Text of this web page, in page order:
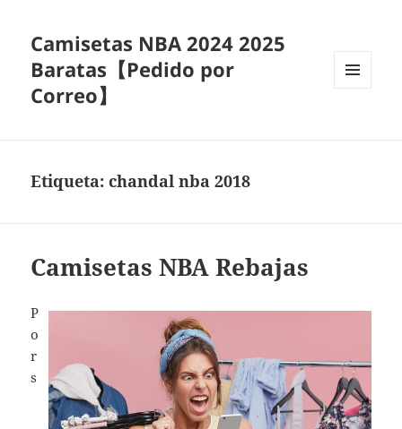
Camisetas NBA 2024 2025
Baratas【Pedido por
Correo】
Etiqueta:chandal nba 2018
Camisetas NBA Rebajas
P
o
r
s